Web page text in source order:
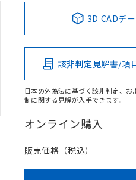
3D CADデ
該非判定見解書/項
日本の外為法に基づく該非判定、お
制に関する見解が入手できます。
オンライン購入
販売価格（税込）